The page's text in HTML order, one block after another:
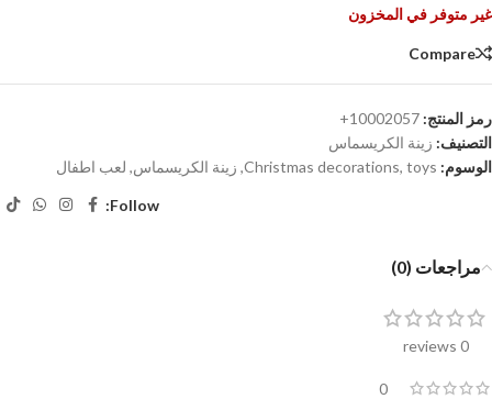
غير متوفر في المخزون
Compare
رمز المنتج: 10002057+
التصنيف: زينة الكريسماس
الوسوم:
Christmas decorations, toys
, زينة الكريسماس, لعب اطفال
Follow:
مراجعات (0)
0 reviews
0